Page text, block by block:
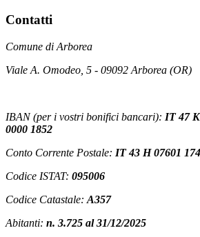
Contatti
Comune di Arborea
Viale A. Omodeo, 5 - 09092 Arborea (OR)
IBAN (per i vostri bonifici bancari): IT 47
0000 1852
Conto Corrente Postale: IT 43 H 07601
Codice ISTAT: 095006
Codice Catastale: A357
Abitanti: n. 3.725 al 31/12/2025